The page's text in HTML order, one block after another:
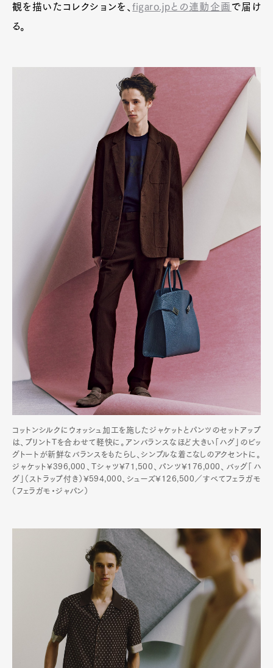
Pen Membership
Magazine
Official Columnist
Contact
Pen Meet
Pen international Pen tw
観を描いたコレクションを、figaro.jpとの連動企画 で届け
る。
コットンシルクにウォッシュ加工を施したジャケットとパンツのセットアップ
は、プリントTを合わせて軽快に。アンバランスなほど大きい「ハグ」のビッ
グトートが新鮮なバランスをもたらし、シンプルな着こなしのアクセントに。
ジャケット¥396,000、Tシャツ¥71,500、パンツ¥176,000、バッグ「ハ
グ」（ストラップ付き）¥594,000、シューズ¥126,500／すべてフェラガモ
（フェラガモ・ジャパン）